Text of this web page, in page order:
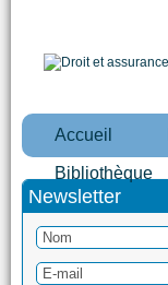
Accueil
Bibliothèque
Newsletter